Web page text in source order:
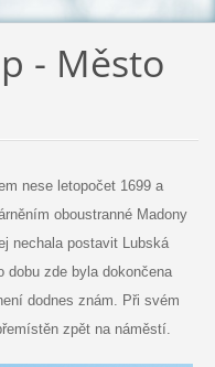
- Město
nese letopočet 1699 a
oboustranné Madony
nechala postavit Lubská
zde byla dokončena
dodnes znám. Při svém
zpět na náměstí.